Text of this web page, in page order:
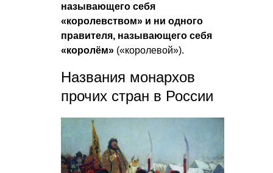
называющего себя
«королевством» и ни одного
правителя, называющего себя
«королём» («королевой»).
Названия монархов
прочих стран в России